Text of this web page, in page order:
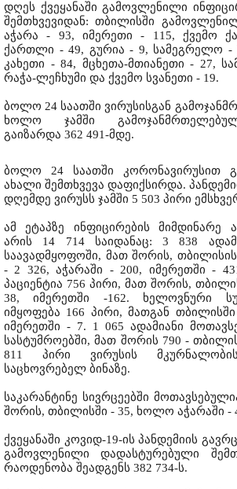
დღეს ქვეყანაში გამოვლენილი
შემთხვევიდან: თბილისში
აჭარა - 93, იმერეთი - 115, ქვემო
ქართლი - 49, გურია - 9, სამეგრელო -
კახეთი - 84, მცხეთა-მთიანეთი - 27,
რაჭა-ლეჩხუმი და ქვემო სვანეთი - 19.
ბოლო 24 საათში ვირუსისგან
ხოლო ჯამში
გაიზარდა 362 491-მდე.
ბოლო 24 საათში კორონავირუსით
ახალი შემთხვევა დაფიქსირდა.
დღემდე ვირუსს ჯამში 5 503 პირი
ამ ეტაპზე ინფიცირების მიმდინარე
არის 14 714 საიდანაც: 3 838
საავადმყოფოში, მათ შორის,
- 2 326, აჭარაში - 200, იმერეთში -
პაციენტია 756 პირი, მათ შორის,
38, იმერეთში -162. ხელოვნური
იმყოფება 166 პირი, მათგან
იმერეთში - 7. 1 065 ადამიანი
სასტუმროებში, მათ შორის 790 -
811 პირი ვირუსის
საცხოვრებელ ბინაზე.
საკარანტინე სივრცეებში
შორის, თბილისში - 35, ხოლო აჭარაში -
ქვეყანაში კოვიდ-19-ის პანდემიის
გამოვლენილი დადასტურებული
რაოდენობა შეადგენს 382 734-ს.